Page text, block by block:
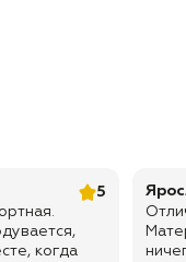
5
когда